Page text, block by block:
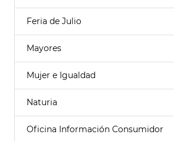
Feria de Julio
Mayores
Mujer e Igualdad
Naturia
Oficina Información Consumidor